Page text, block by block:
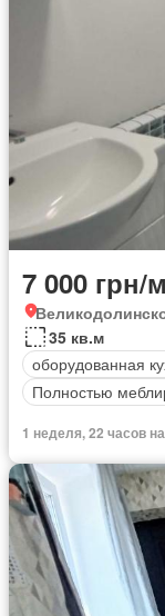
7 000 грн/
35 кв.м
оборудованная
Полностью
1 неделя, 22 часов